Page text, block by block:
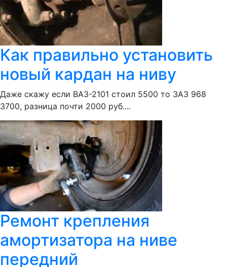
Как правильно установить
новый кардан на ниву
Даже скажу если ВАЗ-2101 стоил 5500 то ЗАЗ 968
3700, разница почти 2000 руб....
Ремонт крепления
амортизатора на ниве
передний